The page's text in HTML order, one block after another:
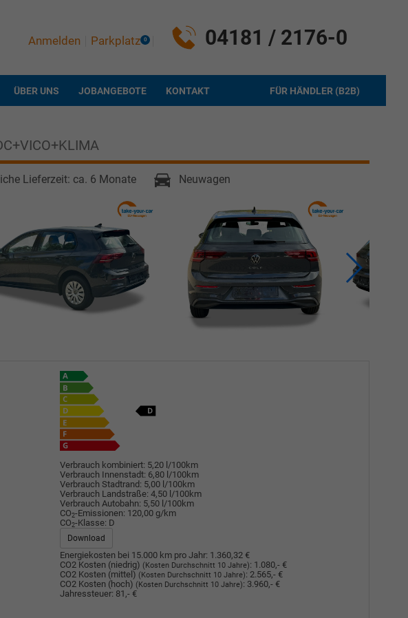
04181 / 2176-0
Anmelden Parkplatz 0
ÜBER UNS JOBANGEBOTE FÜR HÄNDLER (B2B)
KONTAKT
Lieferzeit: ca. 6 Monate Neuwagen
Verbrauch kombiniert: 5,20 l/100km
Verbrauch Innenstadt: 6,80 l/100km
Verbrauch Stadtrand: 5,00 l/100km
Verbrauch Landstraße: 4,50 l/100km
Verbrauch Autobahn: 5,50 l/100km
CO2-Emissionen: 120,00 g/km
CO2-Klasse: D
Download
Energiekosten bei 15.000 km pro Jahr: 1.360,32 €
CO2 Kosten (niedrig) (Kosten Durchschnitt 10 Jahre): 1.080,- €
CO2 Kosten (mittel) (Kosten Durchschnitt 10 Jahre): 2.565,- €
CO2 Kosten (hoch) (Kosten Durchschnitt 10 Jahre): 3.960,- €
Jahressteuer: 81,- €